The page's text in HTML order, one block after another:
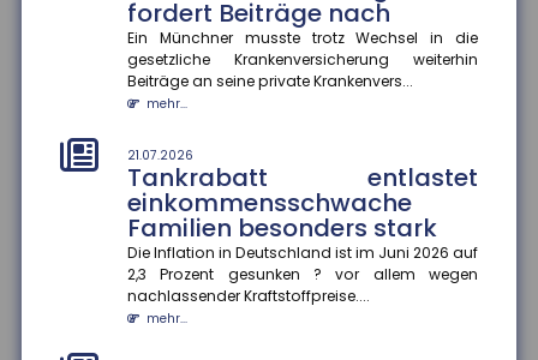
fordert Beiträge nach
Ein Münchner musste trotz Wechsel in die
gesetzliche Krankenversicherung weiterhin
Beiträge an seine private Krankenvers...
mehr...
21.07.2026
Tankrabatt entlastet
einkommensschwache
Familien besonders stark
Die Inflation in Deutschland ist im Juni 2026 auf
2,3 Prozent gesunken ? vor allem wegen
nachlassender Kraftstoffpreise....
mehr...
mehr...
18.07.2026
Jeder zweite Haushalt nur
mangelhaft abgesichert
Deutschen Versicherer (GDV) offenbart: In mehr als
20 Millionen Haushalten m...
mehr...
18.07.2026
Krankenkasse muss
Rettungshubschrauber-
Transport im Urlaub nicht